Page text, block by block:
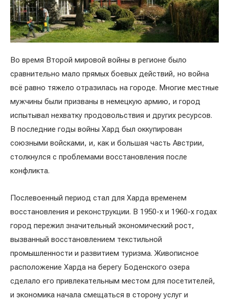
Во время Второй мировой войны в регионе было
сравнительно мало прямых боевых действий, но война
всё равно тяжело отразилась на городе. Многие местные
мужчины были призваны в немецкую армию, и город
испытывал нехватку продовольствия и других ресурсов.
В последние годы войны Хард был оккупирован
союзными войсками, и, как и большая часть Австрии,
столкнулся с проблемами восстановления после
конфликта.
Послевоенный период стал для Харда временем
восстановления и реконструкции. В 1950-х и 1960-х годах
город пережил значительный экономический рост,
вызванный восстановлением текстильной
промышленности и развитием туризма. Живописное
расположение Харда на берегу Боденского озера
сделало его привлекательным местом для посетителей,
и экономика начала смещаться в сторону услуг и